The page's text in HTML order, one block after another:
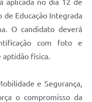
Educação Integrada
O candidato deverá
com foto e
física.
e Segurança,
o compromisso da